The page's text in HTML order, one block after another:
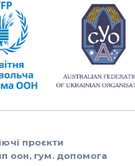
проєкти
оон, гум. допомога